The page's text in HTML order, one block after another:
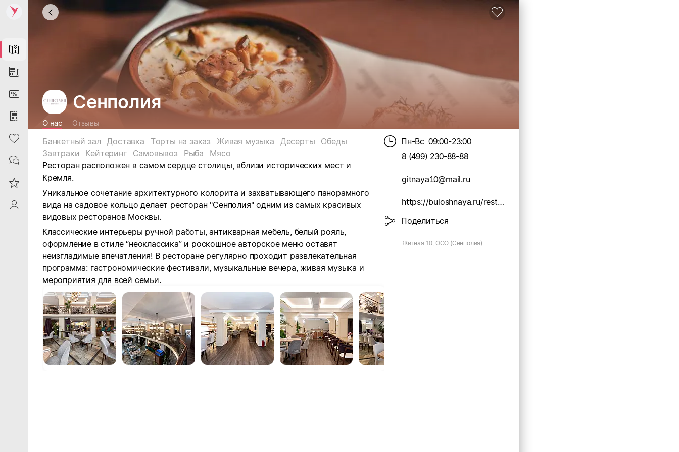
Map
News
DiscountCard
Purchases
Heart
Contacts
Reviews
ProfileSaby
Сенполия
О нас Отзывы
Банкетный зал Доставка Торты на заказ Живая музыка Десерты
Обеды
Завтраки
Кейтеринг Самовывоз Рыба
Мясо
Ресторан расположен в самом сердце столицы, вблизи исторических мест и
Кремля.
Уникальное сочетание архитектурного колорита и захватывающего панорамного
вида на садовое кольцо делает ресторан "Сенполия" одним из самых красивых
видовых ресторанов Москвы.
Классические интерьеры ручной работы, антикварная мебель, белый рояль,
оформление в стиле “неоклассика” и роскошное авторское меню оставят
неизгладимые впечатления! В ресторане регулярно проходит развлекательная
программа: гастрономические фестивали, музыкальные вечера, живая музыка и
мероприятия для всей семьи.
Пн-Вс 09:00-23:00
8 (499) 230-88-88
gitnaya10@mail.ru
https://buloshnaya.ru/restraunts/gitnaya/
Поделиться
Житная 10, ООО (Сенполия)